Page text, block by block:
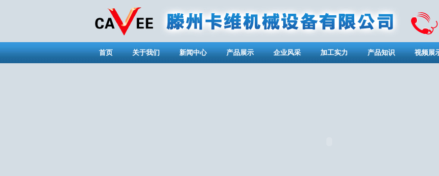
首页 关于我们 新闻中心 产品展示 企业风采 加工实力 产品知识 视频展